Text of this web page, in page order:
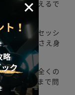
あると言えるで
職場でのセッシ
識や実技さえ身
関しても全くの
でもそこまで問